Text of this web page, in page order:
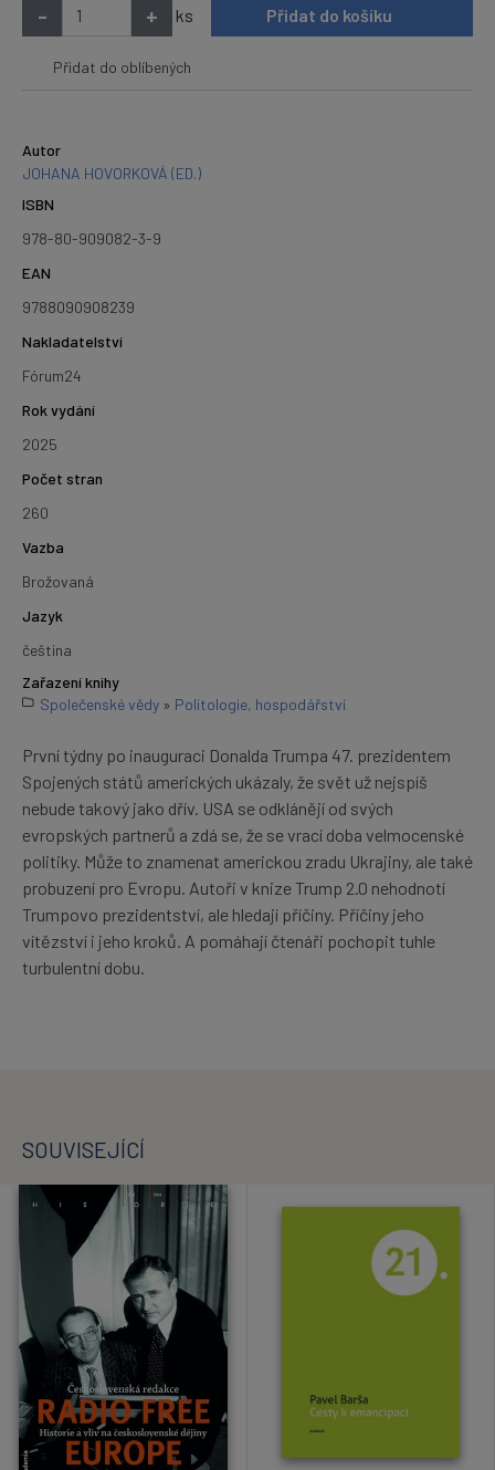
- + ks Přidat do košíku
Přidat do oblíbených
Autor
JOHANA HOVORKOVÁ (ED.)
ISBN
978-80-909082-3-9
EAN
9788090908239
Nakladatelství
Fórum24
Rok vydání
2025
Počet stran
260
Vazba
Brožovaná
Jazyk
čeština
Zařazení knihy
Společenské vědy » Politologie, hospodářství
První týdny po inauguraci Donalda Trumpa 47. prezidentem
Spojených států amerických ukázaly, že svět už nejspíš
nebude takový jako dřív. USA se odklánějí od svých
evropských partnerů a zdá se, že se vrací doba velmocenské
politiky. Může to znamenat americkou zradu Ukrajiny, ale také
probuzení pro Evropu. Autoři v knize Trump 2.0 nehodnotí
Trumpovo prezidentství, ale hledají příčiny. Příčiny jeho
vítězství i jeho kroků. A pomáhají čtenáři pochopit tuhle
turbulentní dobu.
SOUVISEJÍCÍ